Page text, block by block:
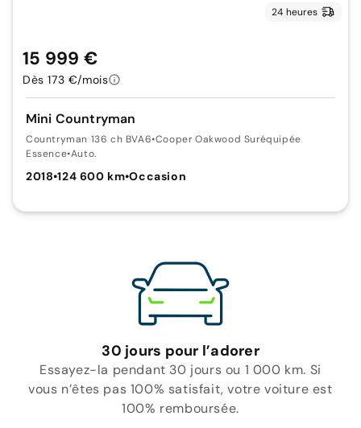
24 heures
Mini Countryman
Countryman 136 ch BVA6•Cooper Oakwood Suréquipée
Essence•Auto.
2018•124 600 km•Occasion
15 999 €
Dès 173 €/mois
30 jours pour l’adorer
Essayez-la pendant 30 jours ou 1 000 km. Si
vous n’êtes pas 100% satisfait, votre voiture est
100% remboursée.